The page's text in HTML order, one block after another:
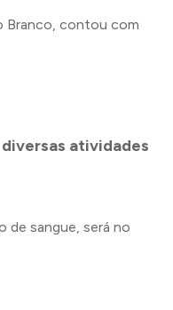
atividades